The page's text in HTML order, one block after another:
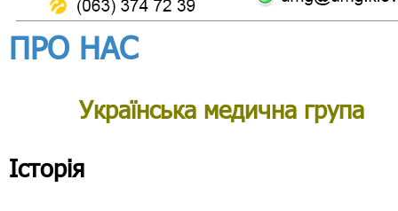
ПРО НАС
Українська медична група
Історія